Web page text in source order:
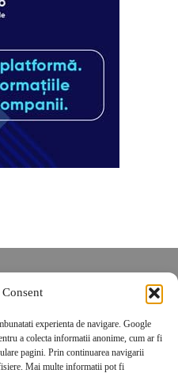
experienta de navigare. Google
a colecta informatii anonime, cum ar fi
pagini. Prin continuarea navigarii
Mai multe informatii pot fi